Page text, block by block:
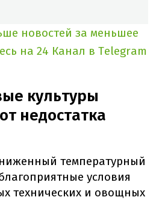
новостей за меньшее
на 24 Канал в Telegram
культуры
недостатка
температурный
условия
технических и овощных